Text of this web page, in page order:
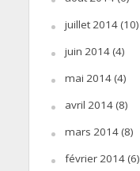
juillet 2014(10)
juin 2014(4)
mai 2014(4)
avril 2014(8)
mars 2014(8)
février 2014(6)